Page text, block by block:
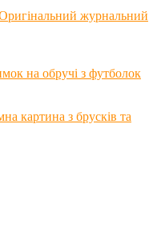
журнальний
на обручі з футболок
картина з брусків та